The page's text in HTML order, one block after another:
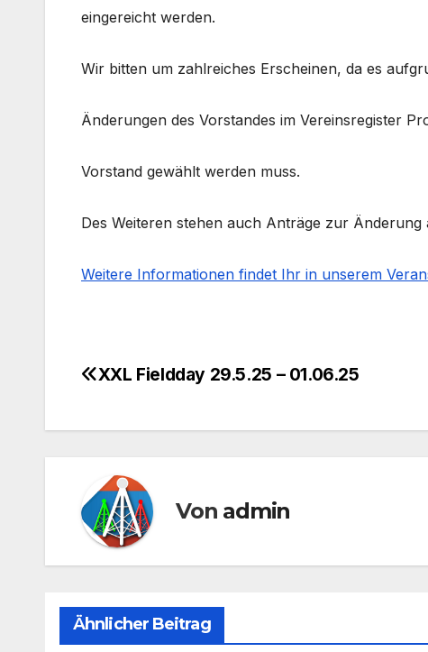
eingereicht werden.
Wir bitten um zahlreiches Erscheinen, da es
Änderungen des Vorstandes im Vereinsregister
Vorstand gewählt werden muss.
Des Weiteren stehen auch Anträge zur Änderung
Weitere Informationen findet Ihr in unserem
Beitragsnavigation
XXL Fieldday 29.5.25 – 01.06.25
Von admin
Ähnlicher Beitrag